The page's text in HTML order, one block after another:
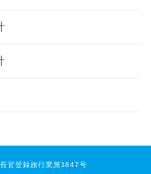
官登録旅行業第1847号